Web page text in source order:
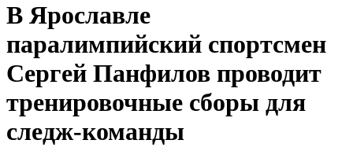
В Ярославле
паралимпийский спортсмен
Сергей Панфилов проводит
тренировочные сборы для
следж-команды